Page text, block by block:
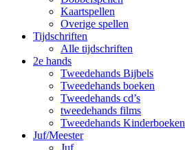
Kaartspellen
Overige spellen
Tijdschriften
Alle tijdschriften
2e hands
Tweedehands Bijbels
Tweedehands boeken
Tweedehands cd’s
tweedehands films
Tweedehands Kinderboeken
Juf/Meester
Juf